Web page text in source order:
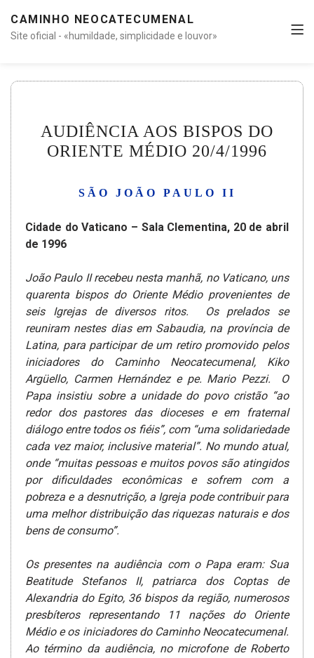
CAMINHO NEOCATECUMENAL
Site oficial - «humildade, simplicidade e louvor»
AUDIÊNCIA AOS BISPOS DO
ORIENTE MÉDIO 20/4/1996
SÃO JOÃO PAULO II
Cidade do Vaticano – Sala Clementina, 20 de abril
de 1996
João Paulo II recebeu nesta manhã, no Vaticano, uns
quarenta bispos do Oriente Médio provenientes de
seis Igrejas de diversos ritos.
Os prelados se
reuniram nestes dias em Sabaudia, na província de
Latina, para participar de um retiro promovido pelos
iniciadores do Caminho Neocatecumenal, Kiko
Argüello, Carmen Hernández e pe. Mario Pezzi.
O
Papa insistiu sobre a unidade do povo cristão “ao
redor dos pastores das dioceses e em fraternal
diálogo­ entre todos os fiéis”, com “uma solidariedade
cada vez maior, inclusive material”. No mundo atual,
onde “muitas pessoas e muitos povos são atingidos
por dificuldades econômicas e sofrem com a
pobreza e a desnutrição­, a Igreja pode contribuir para
uma melhor distribuição das riquezas naturais e dos
bens de consumo”.
Os presentes na audiência com o Papa eram: Sua
Beatitude Stefanos II, patriarca dos Coptas de
Alexandria do Egito, 36 bispos da região, numerosos
presbíteros representando 11­ nações do Oriente
Médio e os iniciadores do Caminho Neocatecumenal.
Ao término da audiência, no microfone de Roberto